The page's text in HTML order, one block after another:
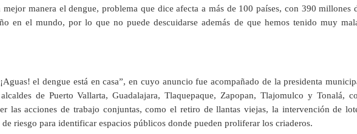
manera el dengue, problema que dice afecta a más de 100 países, con 390 millones
en el mundo, por lo que no puede descuidarse además de que hemos tenido muy
el dengue está en casa”, en cuyo anuncio fue acompañado de la presidenta
de Puerto Vallarta, Guadalajara, Tlaquepaque, Zapopan, Tlajomulco y Tonalá,
las acciones de trabajo conjuntas, como el retiro de llantas viejas, la intervención de
riesgo para identificar espacios públicos donde pueden proliferar los criaderos.